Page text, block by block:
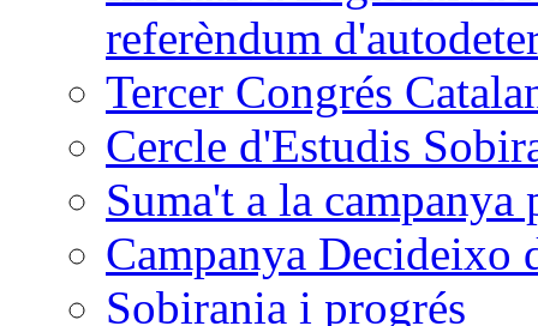
referèndum
Tercer Congrés
Cercle d'Estudis
Suma't a la campanya
Campanya Decideixo
Sobirania i progrés